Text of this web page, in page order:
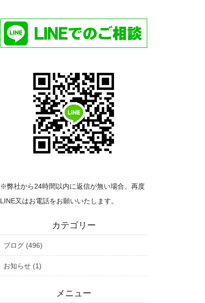
※弊社から24時間以内に返信が無い場合、再度
LINE又はお電話をお願いいたします。
カテゴリー
ブログ (496)
お知らせ (1)
メニュー